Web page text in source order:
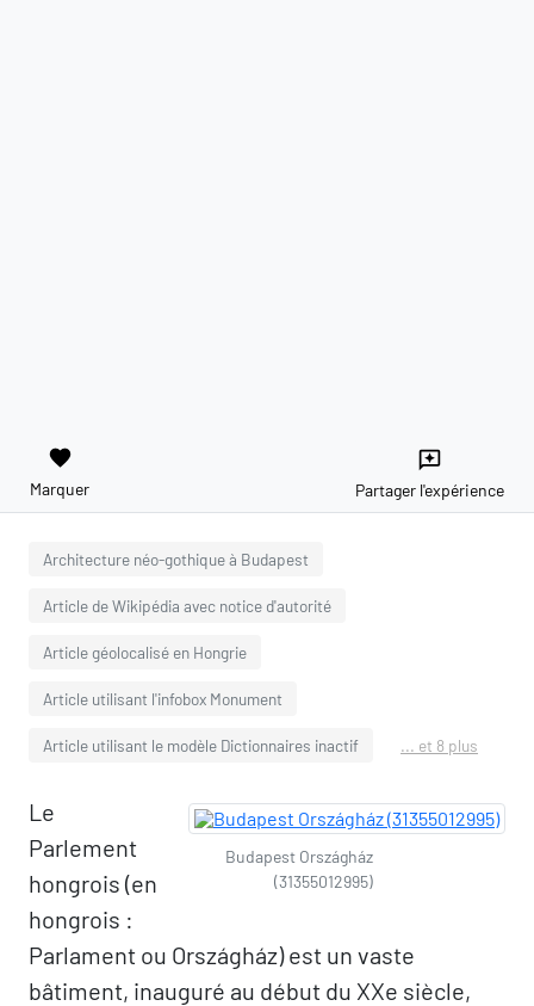
favorite
Marquer
reviews
Partager l'expérience
Architecture néo-gothique à Budapest
Article de Wikipédia avec notice d'autorité
Article géolocalisé en Hongrie
Article utilisant l'infobox Monument
Article utilisant le modèle Dictionnaires inactif ... et 8 plus
Budapest Országház
(31355012995)
Le
Parlement
hongrois (en
hongrois :
Parlament ou Országház) est un vaste
bâtiment, inauguré au début du XXe siècle,